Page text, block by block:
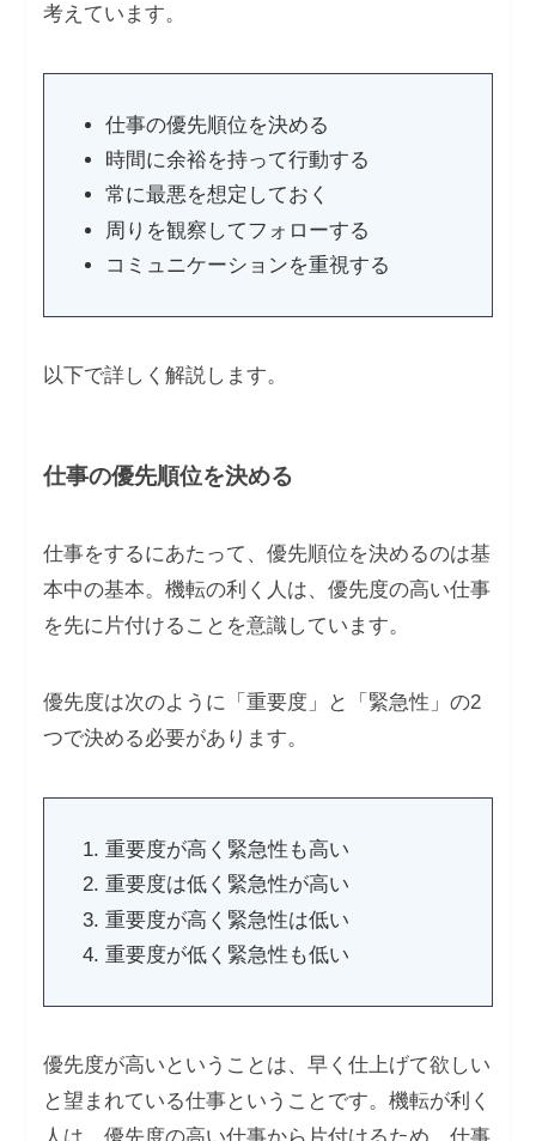
考えています。
仕事の優先順位を決める
時間に余裕を持って行動する
常に最悪を想定しておく
周りを観察してフォローする
コミュニケーションを重視する
以下で詳しく解説します。
仕事の優先順位を決める
仕事をするにあたって、優先順位を決めるのは基
本中の基本。機転の利く人は、優先度の高い仕事
を先に片付けることを意識しています。
優先度は次のように「重要度」と「緊急性」の2
つで決める必要があります。
重要度が高く緊急性も高い
重要度は低く緊急性が高い
重要度が高く緊急性は低い
重要度が低く緊急性も低い
優先度が高いということは、早く仕上げて欲しい
と望まれている仕事ということです。機転が利く
人は、優先度の高い仕事から片付けるため、仕事